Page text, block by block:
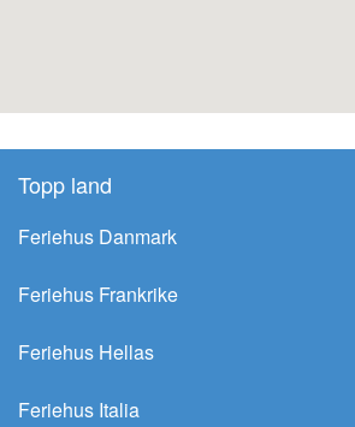
Topp land
Feriehus Danmark
Feriehus Frankrike
Feriehus Hellas
Feriehus Italia